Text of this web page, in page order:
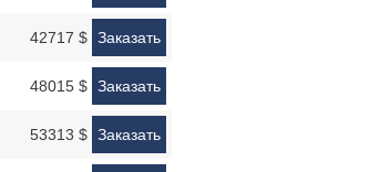
42717 $ Заказать
48015 $ Заказать
53313 $ Заказать